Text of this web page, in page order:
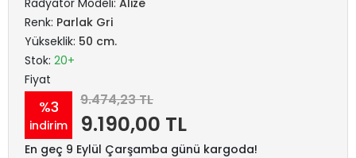
Radyatör Modeli: Alize
Renk: Parlak Gri
Yükseklik: 50 cm.
Stok: 20+
Fiyat
%3
indirim
9.474,23 TL
9.190,00 TL
En geç 9 Eylül Çarşamba günü kargoda!